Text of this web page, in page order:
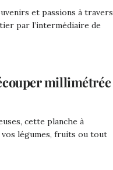
et passions à travers
par l’intermédiaire de
millimétrée
cette planche à
légumes, fruits ou tout